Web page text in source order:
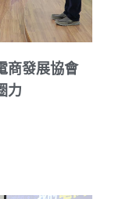
商發展協會
力